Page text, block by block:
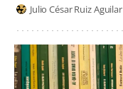
Julio César Ruiz Aguilar